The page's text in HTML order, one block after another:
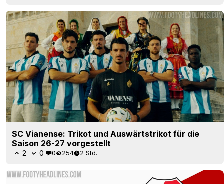
SC Vianense: Trikot und Auswärtstrikot für die
Saison 26-27 vorgestellt
2 0 0 254 2 Std.